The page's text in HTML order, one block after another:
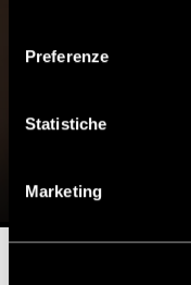
Preferenze
Statistiche
Marketing
Dopo
14 Febbraio 2021